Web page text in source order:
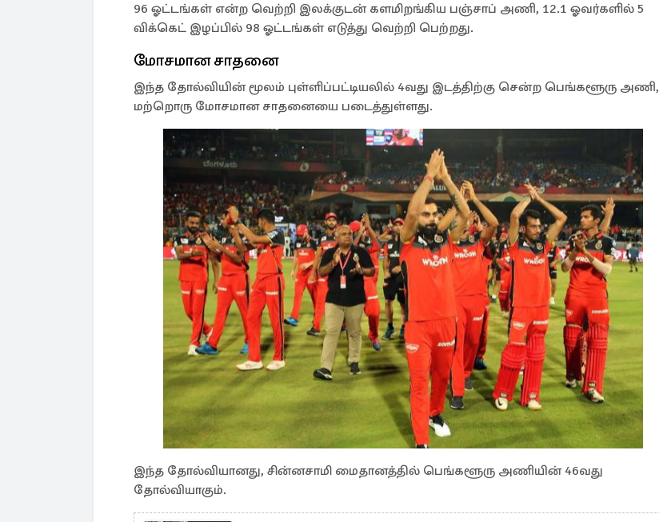
96 ஓட்டங்கள் என்ற வெற்றி இலக்குடன் களமிறங்கிய பஞ்சாப் அணி, 12.1 ஓவர்களில் 5
விக்கெட் இழப்பில் 98 ஓட்டங்கள் எடுத்து வெற்றி பெற்றது.
மோசமான சாதனை
இந்த தோல்வியின் மூலம் புள்ளிப்பட்டியலில் 4வது இடத்திற்கு சென்ற பெங்களூரு அணி,
மற்றொரு மோசமான சாதனையை படைத்துள்ளது.
இந்த தோல்வியானது, சின்னசாமி மைதானத்தில் பெங்களூரு அணியின் 46வது
தோல்வியாகும்.